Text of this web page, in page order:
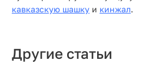
кавказскую шашку и кинжал.
Другие статьи